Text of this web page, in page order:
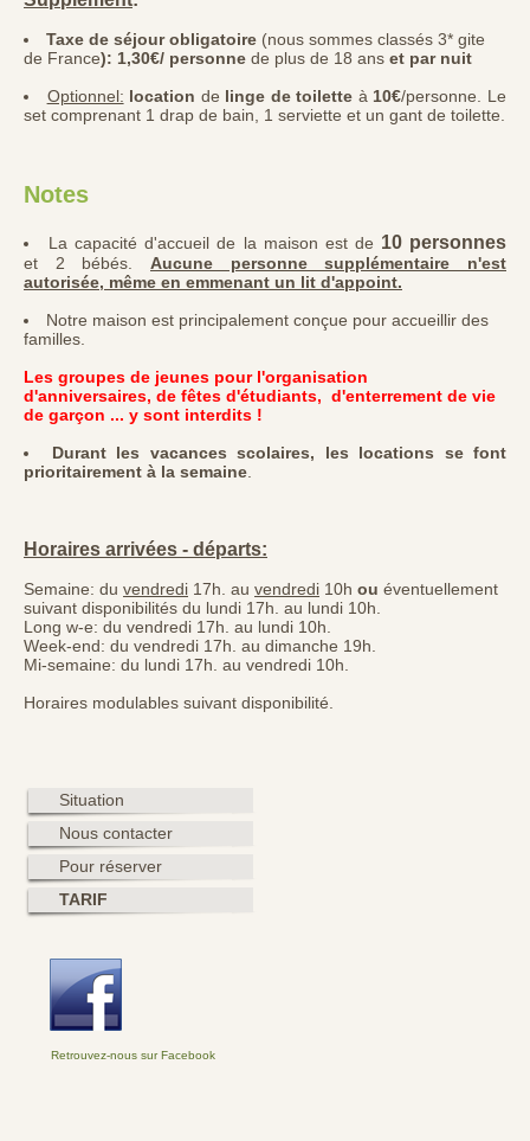
Taxe de séjour obligatoire (nous sommes classés 3* gite
de France): 1,30€/ personne de plus de 18 ans et par nuit
Optionnel: location de linge de toilette à 10€/personne. Le
set comprenant 1 drap de bain, 1 serviette et un gant de toilette.
Notes
La capacité d'accueil de la maison est de 10 personnes
et 2 bébés. Aucune personne supplémentaire n'est
autorisée, même en emmenant un lit d'appoint.
Notre maison est principalement conçue pour accueillir des
familles.
Les groupes de jeunes pour l'organisation
d'anniversaires, de fêtes d'étudiants, d'enterrement de vie
de garçon ... y sont interdits !
Durant les vacances scolaires, les locations se font
prioritairement à la semaine
Horaires arrivées - départs:
Semaine: du vendredi 17h. au vendredi 10h ou éventuellement
suivant disponibilités du lundi 17h. au lundi 10h.
Long w-e: du vendredi 17h. au lundi 10h.
Week-end: du vendredi 17h. au dimanche 19h.
Mi-semaine: du lundi 17h. au vendredi 10h.
Horaires modulables suivant disponibilité.
Situation
Nous contacter
Pour réserver
TARIF
Retrouvez-nous sur Facebook